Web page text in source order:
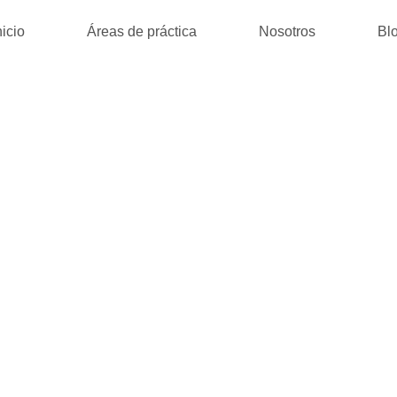
Áreas de práctica Nosotros